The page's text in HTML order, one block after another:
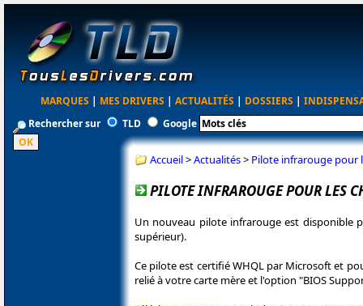
MARQUES | MES DRIVERS | ACTUALITÉS | DOSSIERS |
Rechercher sur
TLD Google
Accueil>Actualités> Pilote infrarouge pour
PILOTE INFRAROUGE POUR LES
Un nouveau pilote infrarouge est disponible
supérieur).
Ce pilote est certifié WHQL par Microsoft et
relié à votre carte mère et l'option "BIOS